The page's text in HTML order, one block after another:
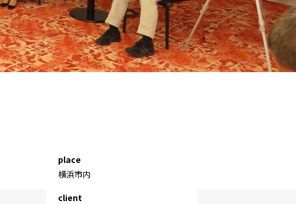
place
横浜市内
client